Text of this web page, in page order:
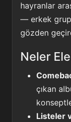
hayranlar
— erkek
gözden
Neler Ele
çıkan
Listeler